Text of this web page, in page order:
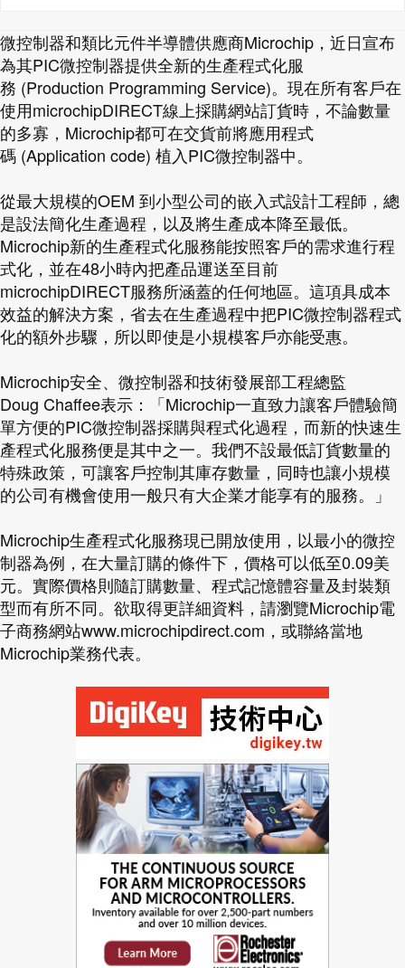
微控制器和類比元件半導體供應商Microchip，近日宣布
為其PIC微控制器提供全新的生產程式化服
務 (Production Programming Service)。現在所有客戶在
使用microchipDIRECT線上採購網站訂貨時，不論數量
的多寡，Microchip都可在交貨前將應用程式
碼 (Application code) 植入PIC微控制器中。
從最大規模的OEM 到小型公司的嵌入式設計工程師，總
是設法簡化生產過程，以及將生產成本降至最低。
Microchip新的生產程式化服務能按照客戶的需求進行程
式化，並在48小時內把產品運送至目前
microchipDIRECT服務所涵蓋的任何地區。這項具成本
效益的解決方案，省去在生產過程中把PIC微控制器程式
化的額外步驟，所以即使是小規模客戶亦能受惠。
Microchip安全、微控制器和技術發展部工程總監
Doug Chaffee表示：「Microchip一直致力讓客戶體驗簡
單方便的PIC微控制器採購與程式化過程，而新的快速生
產程式化服務便是其中之一。我們不設最低訂貨數量的
特殊政策，可讓客戶控制其庫存數量，同時也讓小規模
的公司有機會使用一般只有大企業才能享有的服務。」
Microchip生產程式化服務現已開放使用，以最小的微控
制器為例，在大量訂購的條件下，價格可以低至0.09美
元。實際價格則隨訂購數量、程式記憶體容量及封裝類
型而有所不同。欲取得更詳細資料，請瀏覽Microchip電
子商務網站www.microchipdirect.com，或聯絡當地
Microchip業務代表。